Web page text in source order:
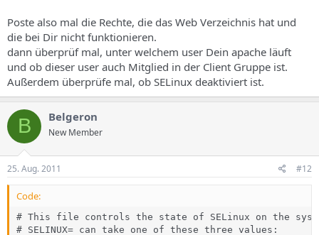
Poste also mal die Rechte, die das Web Verzeichnis hat und
die bei Dir nicht funktionieren.
dann überprüf mal, unter welchem user Dein apache läuft
und ob dieser user auch Mitglied in der Client Gruppe ist.
Außerdem überprüfe mal, ob SELinux deaktiviert ist.
B Belgeron
New Member
25. Aug. 2011 #12
Code:
# This file controls the state of SELinux on the
# SELINUX= can take one of these three values: